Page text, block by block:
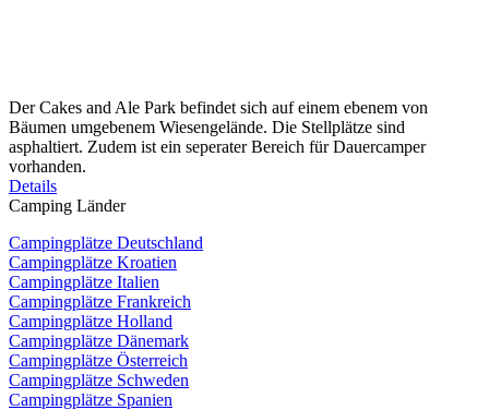
Der Cakes and Ale Park befindet sich auf einem ebenem von
Bäumen umgebenem Wiesengelände. Die Stellplätze sind
asphaltiert. Zudem ist ein seperater Bereich für Dauercamper
vorhanden.
Details
Camping Länder
Campingplätze Deutschland
Campingplätze Kroatien
Campingplätze Italien
Campingplätze Frankreich
Campingplätze Holland
Campingplätze Dänemark
Campingplätze Österreich
Campingplätze Schweden
Campingplätze Spanien